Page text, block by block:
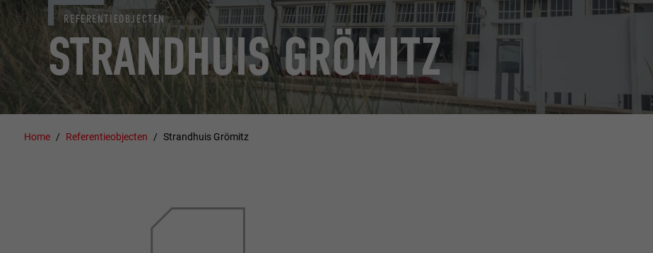
STRANDHUIS GRÖMITZ
REFERENTIEOBJECTEN
Home Referentieobjecten Strandhuis Grömitz